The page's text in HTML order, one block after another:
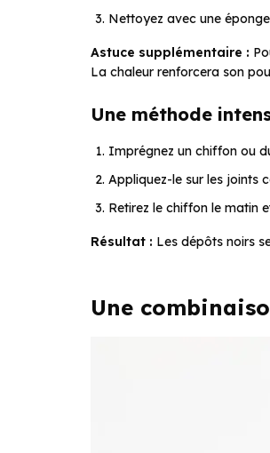
Nettoyez avec une
Astuce supplémentaire :
La chaleur renforcera son
Une méthode
Imprégnez un chiffon ou
Appliquez-le sur les joints
Retirez le chiffon le matin
Résultat : Les dépôts noirs
Une